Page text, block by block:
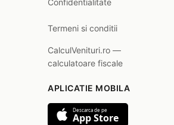
Confidentialitate
Termeni si conditii
CalculVenituri.ro —
calculatoare fiscale
APLICATIE MOBILA
Descarca de pe
App Store